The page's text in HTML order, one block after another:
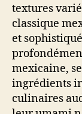
textures
classique
et
mexicaine,
ingrédients
culinaires